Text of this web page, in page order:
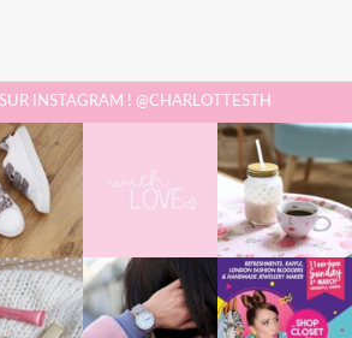
INSTAGRAM ! @CHARLOTTESTH